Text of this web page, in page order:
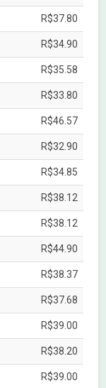
R$37.80
R$34.90
R$35.58
R$33.80
R$46.57
R$32.90
R$34.85
R$38.12
R$38.12
R$44.90
R$38.37
R$37.68
R$39.00
R$38.20
R$39.00